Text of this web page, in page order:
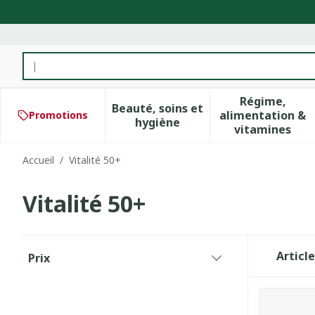
Rechercher
Promotions
Beauté, soins et
hygièneAfficher le sous-menu pour
Régime,
alimentation &
vitamines
Afficher
Accueil / Vitalité 50+
Vitalité 50+
Prix